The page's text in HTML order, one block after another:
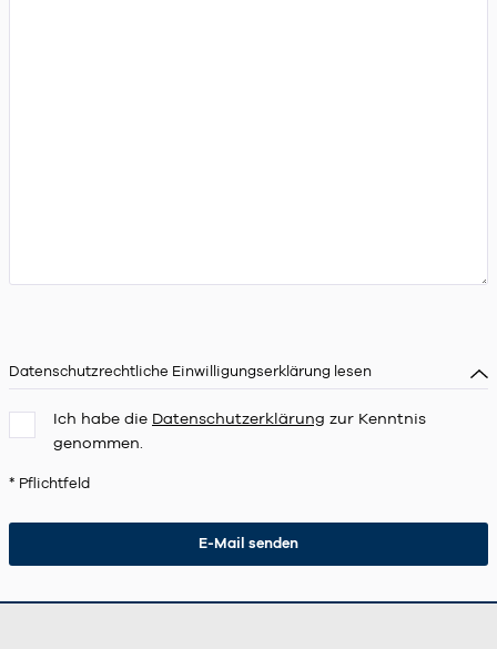
Datenschutzrechtliche Einwilligungserklärung lesen
Ich habe die Datenschutzerklärung zur Kenntnis
genommen.
* Pflichtfeld